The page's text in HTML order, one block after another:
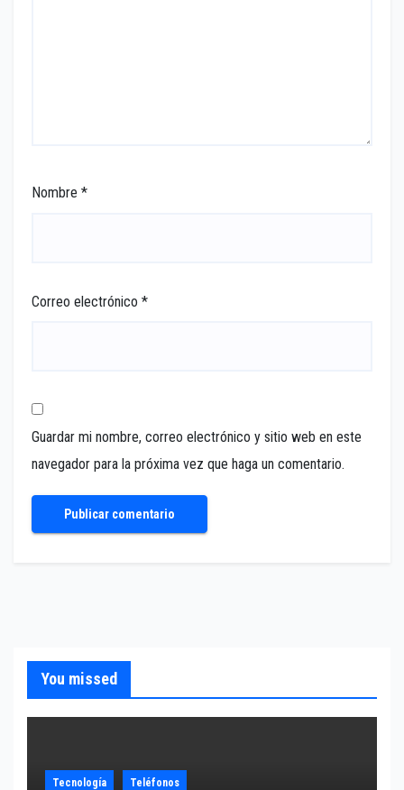
Nombre *
Correo electrónico *
Guardar mi nombre, correo electrónico y sitio web en este
navegador para la próxima vez que haga un comentario.
You missed
Tecnología Teléfonos